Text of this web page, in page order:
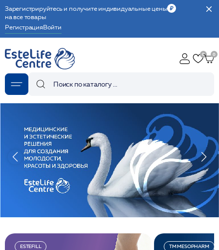
Зарегистрируйтесь и получите индивидуальные цены
на все товары
РегистрацияВойти
ESTEFILL TM MESOPHARM